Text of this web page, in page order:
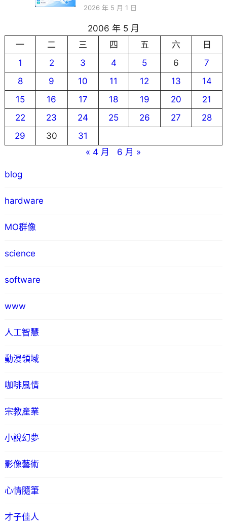
2026 年 5 月 1 日
2006 年 5 月
一
二 三 四 五 六
日
1
2 3 4 5 6
7
8
9 10 11 12 13
14
15
16 17 18 19 20
21
22
23 24 25 26 27
28
29
30
31
« 4 月
6 月 »
blog
hardware
MO群像
science
software
www
人工智慧
動漫領域
咖啡風情
宗教產業
小說幻夢
影像藝術
心情隨筆
才子佳人